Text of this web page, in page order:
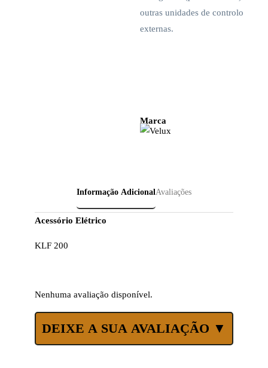
outras unidades de controlo
externas.
Marca
Informação AdicionalAvaliações
Acessório Elétrico
KLF 200
Nenhuma avaliação disponível.
DEIXE A SUA AVALIAÇÃO ▼